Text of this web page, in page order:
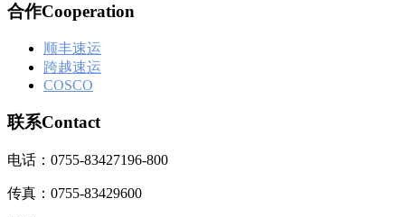
合作Cooperation
顺丰速运
跨越速运
COSCO
联系Contact
电话：0755-83427196-800
传真：0755-83429600